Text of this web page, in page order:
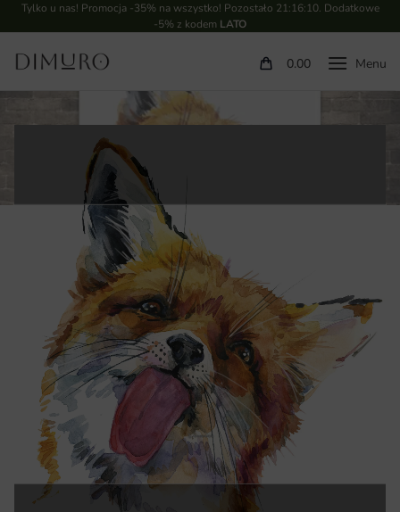
Tylko u nas! Promocja -35% na wszystko! Pozostało 21:16:10. Dodatkowe
-5% z kodem LATO
0.00